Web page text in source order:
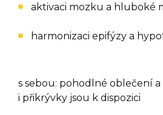
aktivaci mozku a hluboké
harmonizaci epifýzy a
s sebou: pohodlné oblečení
i přikrývky jsou k dispozici